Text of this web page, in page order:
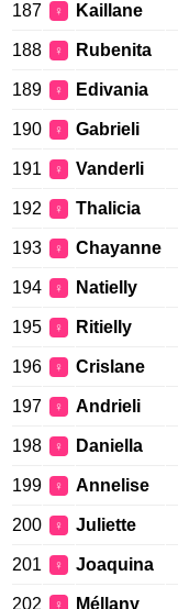
187 ♀ Kaillane
188 ♀ Rubenita
189 ♀ Edivania
190 ♀ Gabrieli
191 ♀ Vanderli
192 ♀ Thalicia
193 ♀ Chayanne
194 ♀ Natielly
195 ♀ Ritielly
196 ♀ Crislane
197 ♀ Andrieli
198 ♀ Daniella
199 ♀ Annelise
200 ♀ Juliette
201 ♀ Joaquina
202 ♀ Méllany